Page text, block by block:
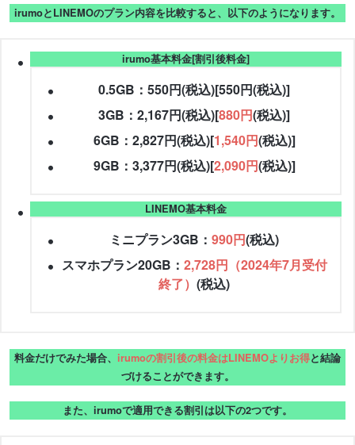
irumoとLINEMOのプラン内容を比較すると、以下のようになります。
irumo基本料金[割引後料金]
0.5GB：550円(税込)[550円(税込)]
3GB：2,167円(税込)[880円(税込)]
6GB：2,827円(税込)[1,540円(税込)]
9GB：3,377円(税込)[2,090円(税込)]
LINEMO基本料金
ミニプラン3GB： 990円(税込)
スマホプラン20GB： 2,728円（2024年7月受付
終了） (税込)
料金だけでみた場合、 irumoの割引後の料金はLINEMOよりお得と結論
づけることができます。
また、irumoで適用できる割引は以下の2つです。